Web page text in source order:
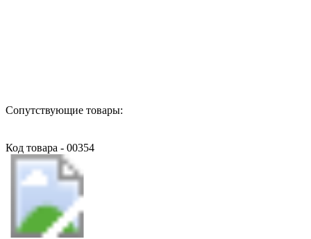
Сопутствующие товары:
Код товара - 00354